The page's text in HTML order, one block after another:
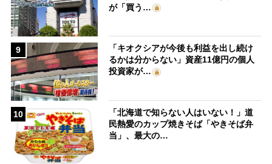
が「買う…
9
「キオクシアが今後も利益を出し続け
るかは分からない」資産11億円の個人
投資家が…
10
「北海道で知らない人はいない！」道
民熱愛のカップ焼きそば「やきそば弁
当」、最大の…